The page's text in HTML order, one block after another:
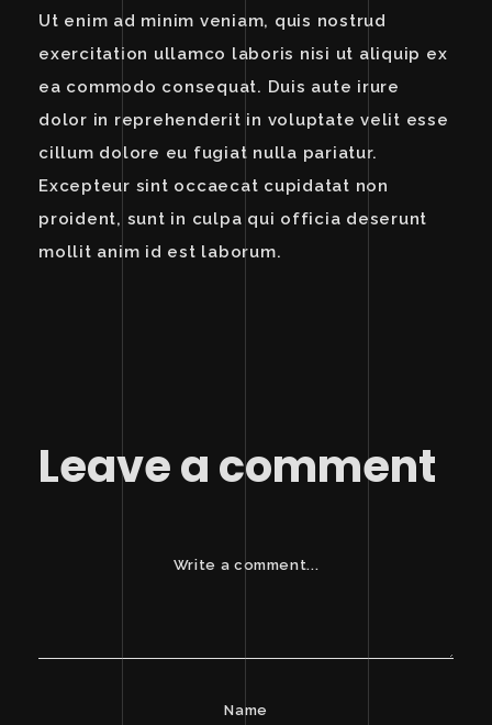
Ut enim ad minim veniam, quis nostrud
exercitation ullamco laboris nisi ut aliquip ex
ea commodo consequat. Duis aute irure
dolor in reprehenderit in voluptate velit esse
cillum dolore eu fugiat nulla pariatur.
Excepteur sint occaecat cupidatat non
proident, sunt in culpa qui officia deserunt
mollit anim id est laborum.
Leave a comment